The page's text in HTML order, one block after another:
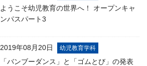
ようこそ幼児教育の世界へ！ オープンキャ
ンパスパート3
2019年08月20日 幼児教育学科
「バンブーダンス」と「ゴムとび」の発表